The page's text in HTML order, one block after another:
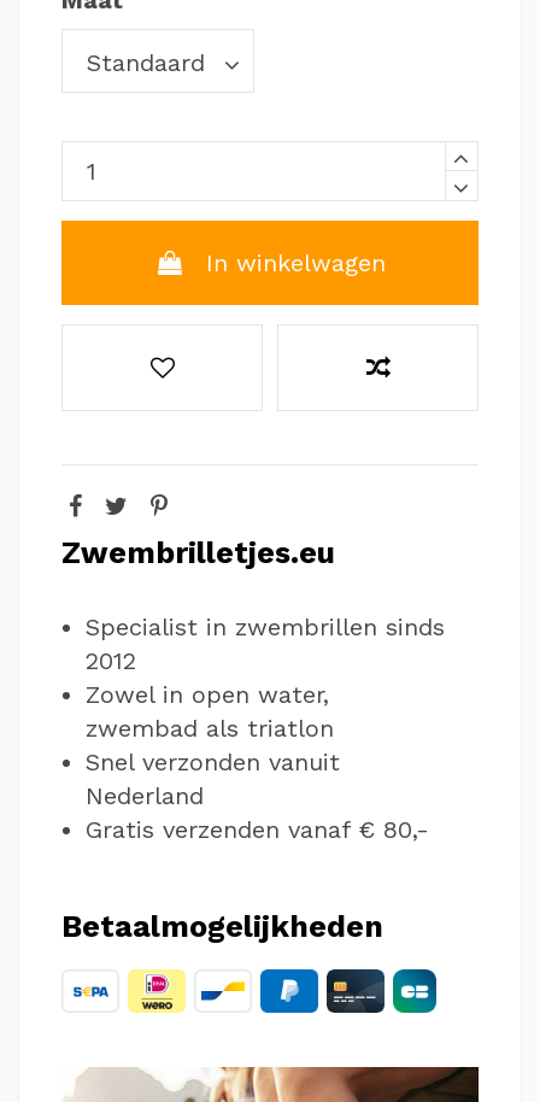
In winkelwagen
Zwembrilletjes.eu
Specialist in zwembrillen sinds
2012
Zowel in open water,
zwembad als triatlon
Snel verzonden vanuit
Nederland
Gratis verzenden vanaf € 80,-
Betaalmogelijkheden